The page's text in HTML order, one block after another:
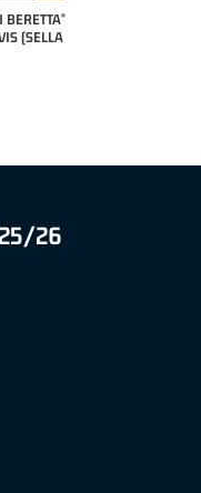
BERETTA"
(SELLA
26